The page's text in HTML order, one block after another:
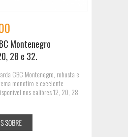
Montenegro
28 e 32.
CBC Montenegro, robusta e
monotiro e excelente
nos calibres 12, 20, 28